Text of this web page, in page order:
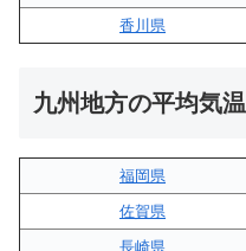
香川県
九州地方の平均気温
福岡県
佐賀県
長崎県